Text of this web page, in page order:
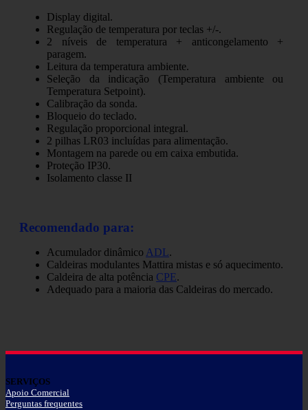
Display digital.
Regulação de temperatura por teclas +/-.
2 níveis de temperatura + anticongelamento +
paragem.
Leitura da temperatura ambiente.
Seleção da indicação (Temperatura ambiente ou
Temperatura Setpoint).
Calibração da sonda.
Bloqueio do teclado.
Regulação proporcional integral.
2 pilhas LR03 incluídas para alimentação.
Montagem na parede ou em caixa embutida.
Proteção IP30.
Isolamento classe II
Recomendado para:
Acumulador dinâmico ADL.
Caldeiras modulantes Mattira mistas e só aquecimento.
Caldeira de alta potência CPE.
Adequado para a maioria das Caldeiras do mercado.
SERVIÇOS
Apoio Comercial
Perguntas frequentes